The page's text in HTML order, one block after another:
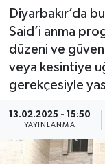
Diyarbakır’da
Said’i anma
düzeni ve
veya kesintiye
gerekçesiyle
13.02.2025 - 15:50
YAYINLANMA